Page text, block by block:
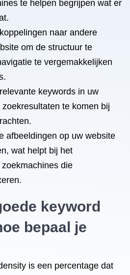
te helpen begrijpen wat er
naar andere
om de structuur te
te vergemakkelijken
keywords in uw
te komen bij
afbeeldingen op uw website
wat helpt bij het
die
keyword
bepaal je
is een percentage dat